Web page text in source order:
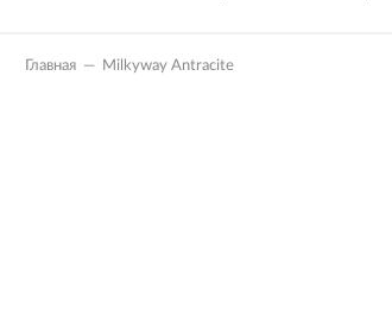
Главная — Milkyway Antracite